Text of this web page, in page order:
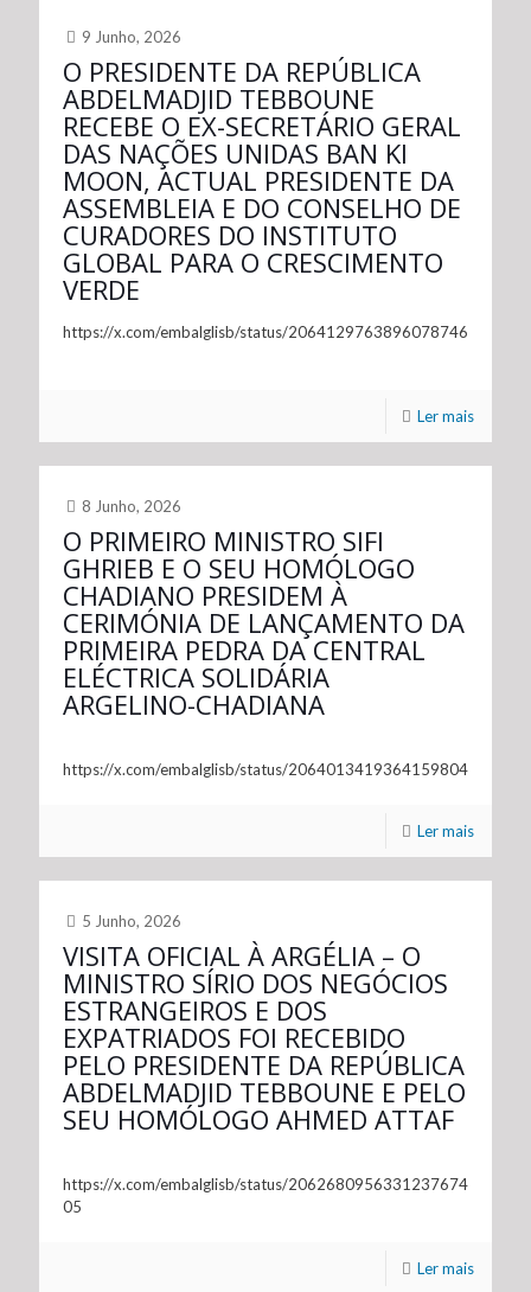
9 Junho, 2026
O PRESIDENTE DA REPÚBLICA
ABDELMADJID TEBBOUNE
RECEBE O EX-SECRETÁRIO GERAL
DAS NAÇÕES UNIDAS BAN KI
MOON, ACTUAL PRESIDENTE DA
ASSEMBLEIA E DO CONSELHO DE
CURADORES DO INSTITUTO
GLOBAL PARA O CRESCIMENTO
VERDE
https://x.com/embalglisb/status/2064129763896078746
Ler mais
8 Junho, 2026
O PRIMEIRO MINISTRO SIFI
GHRIEB E O SEU HOMÓLOGO
CHADIANO PRESIDEM À
CERIMÓNIA DE LANÇAMENTO DA
PRIMEIRA PEDRA DA CENTRAL
ELÉCTRICA SOLIDÁRIA
ARGELINO-CHADIANA
https://x.com/embalglisb/status/2064013419364159804
Ler mais
5 Junho, 2026
VISITA OFICIAL À ARGÉLIA – O
MINISTRO SÍRIO DOS NEGÓCIOS
ESTRANGEIROS E DOS
EXPATRIADOS FOI RECEBIDO
PELO PRESIDENTE DA REPÚBLICA
ABDELMADJID TEBBOUNE E PELO
SEU HOMÓLOGO AHMED ATTAF
https://x.com/embalglisb/status/2062680956331237674
05
Ler mais